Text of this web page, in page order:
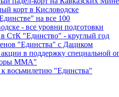
корт в Кисловодске
на все 100
- все уровни подготовки
СтК "Единство" - круглый год
"Единства" с Дациком
в поддержку специальной
ММА"
к восьмилетию "Единства"